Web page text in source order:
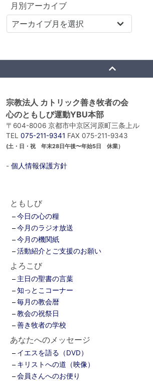
月別アーカイブ
宗教法人 カトリック善き牧者の会
心のともしび運動YBU本部
〒604-8006 京都市中京区河原町三条上ル
TEL 075-211-9341 FAX 075-211-9343
(土・日・祝 年末28日午後〜年始5日 休業）
- 個人情報保護方針
ともしび
今日の心の糧
今月のラジオ放送
今月の機関紙
活動紹介とご支援のお願い
よろこび
主日の聖書の言葉
知っとこコーナー
毎月の教会暦
教会の祝祭日
善き牧者の学校
あなたへのメッセージ
イエスを語る（DVD）
キリストへの道（映像）
会員さんへのお便り